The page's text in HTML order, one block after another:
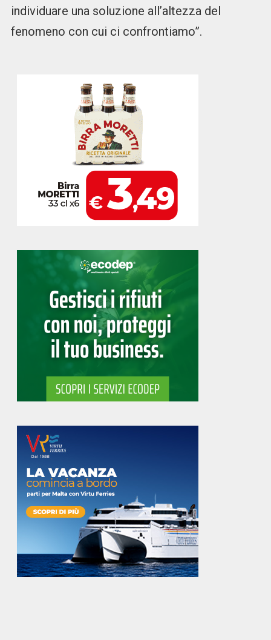
individuare una soluzione all’altezza del
fenomeno con cui ci confrontiamo”.